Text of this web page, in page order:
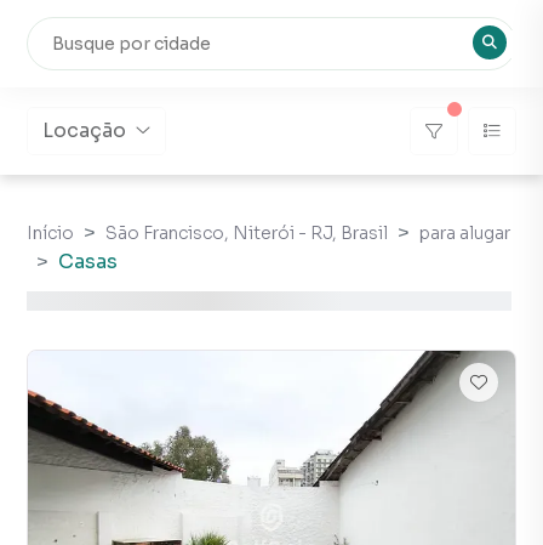
Locação
Início São Francisco, Niterói - RJ, Brasil para alugar
Casas